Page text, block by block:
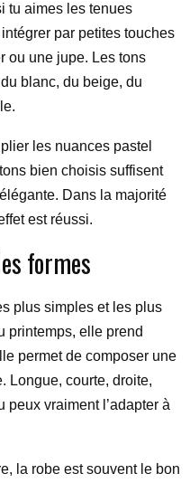
tu aimes les tenues
par petites touches
ou une jupe. Les tons
blanc, du beige, du
les nuances pastel
bien choisis suffisent
Dans la majorité
est réussi.
formes
plus simples et les plus
printemps, elle prend
permet de composer une
Longue, courte, droite,
peux vraiment l’adapter à
la robe est souvent le bon